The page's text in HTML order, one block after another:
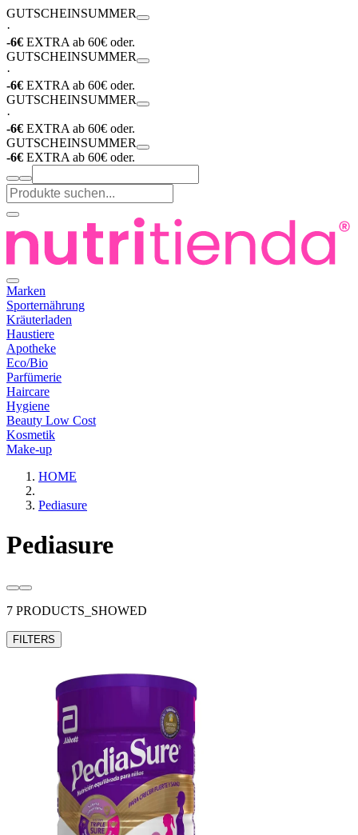
GUTSCHEINSUMMER
·
-6€ EXTRA ab 60€ oder.
GUTSCHEINSUMMER
·
-6€ EXTRA ab 60€ oder.
GUTSCHEINSUMMER
·
-6€ EXTRA ab 60€ oder.
GUTSCHEINSUMMER
-6€ EXTRA ab 60€ oder.
Marken
Sporternährung
Kräuterladen
Haustiere
Apotheke
Eco/Bio
Parfümerie
Haircare
Hygiene
Beauty Low Cost
Kosmetik
Make-up
HOME
Pediasure
Pediasure
7 PRODUCTS_SHOWED
FILTERS